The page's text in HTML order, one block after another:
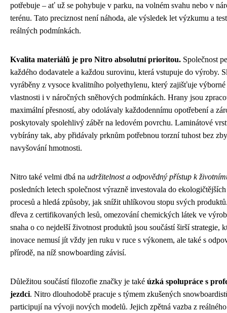
potřebuje – ať už se pohybuje v parku, na volném svahu nebo v
terénu. Tato preciznost není náhoda, ale výsledek let výzkumu a
reálných podmínkách.
Kvalita materiálů je pro Nitro absolutní prioritou. Společnost
každého dodavatele a každou surovinu, která vstupuje do výroby.
vyráběny z vysoce kvalitního polyethylenu, který zajišťuje
vlastnosti i v náročných sněhových podmínkách. Hrany jsou
maximální přesností, aby odolávaly každodennímu opotřebení a
poskytovaly spolehlivý záběr na ledovém povrchu. Laminátové
vybírány tak, aby přidávaly prknům potřebnou torzní tuhost bez
navyšování hmotnosti.
Nitro také velmi dbá na udržitelnost a odpovědný přístup k
posledních letech společnost výrazně investovala do
procesů a hledá způsoby, jak snížit uhlíkovou stopu svých
dřeva z certifikovaných lesů, omezování chemických látek ve
snaha o co nejdelší životnost produktů jsou součástí širší strategie,
inovace nemusí jít vždy jen ruku v ruce s výkonem, ale také s
přírodě, na níž snowboarding závisí.
Důležitou součástí filozofie značky je také úzká spolupráce s
jezdci. Nitro dlouhodobě pracuje s týmem zkušených
participují na vývoji nových modelů. Jejich zpětná vazba z